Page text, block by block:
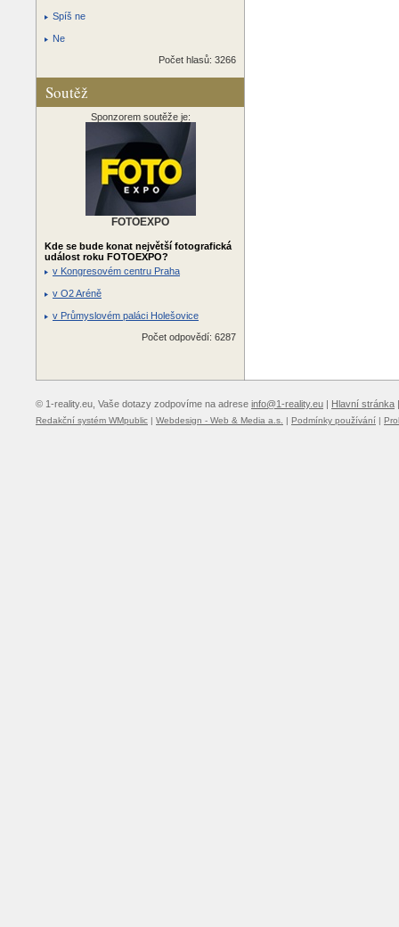
Spíš ne
Ne
Počet hlasů: 3266
Soutěž
Sponzorem soutěže je:
FOTOEXPO
Kde se bude konat největší fotografická
událost roku FOTOEXPO?
v Kongresovém centru Praha
v O2 Aréně
v Průmyslovém paláci Holešovice
Počet odpovědí: 6287
© 1-reality.eu, Vaše dotazy zodpovíme na adrese info@1-reality.eu | Hlavní stránka
Redakční systém WMpublic | Webdesign - Web & Media a.s. | Podmínky používání |